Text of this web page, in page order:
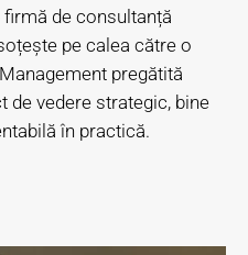
de consultanță
pe calea către o
pregătită
de vedere strategic, bine
în practică.